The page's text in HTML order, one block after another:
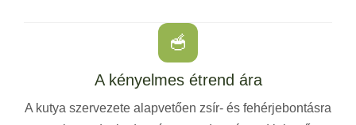
🥣
A kényelmes étrend ára
A kutya szervezete alapvetően zsír- és fehérjebontásra